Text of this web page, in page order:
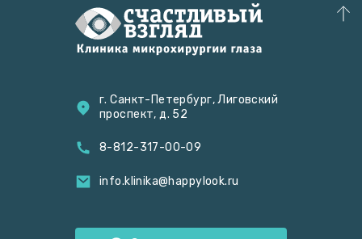
г. Санкт-Петербург, Лиговский
проспект, д. 52
8-812-317-00-09
info.klinika@happylook.ru